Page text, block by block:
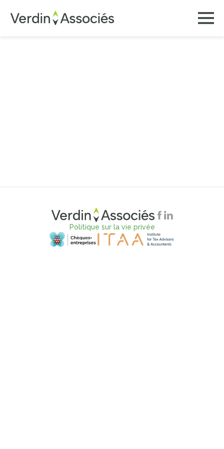
Politique sur la vie privée